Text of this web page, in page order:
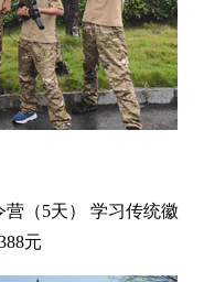
营（5天） 学习传统徽
元